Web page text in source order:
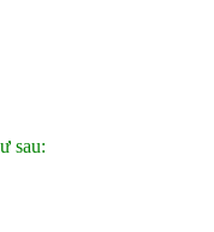
sau: